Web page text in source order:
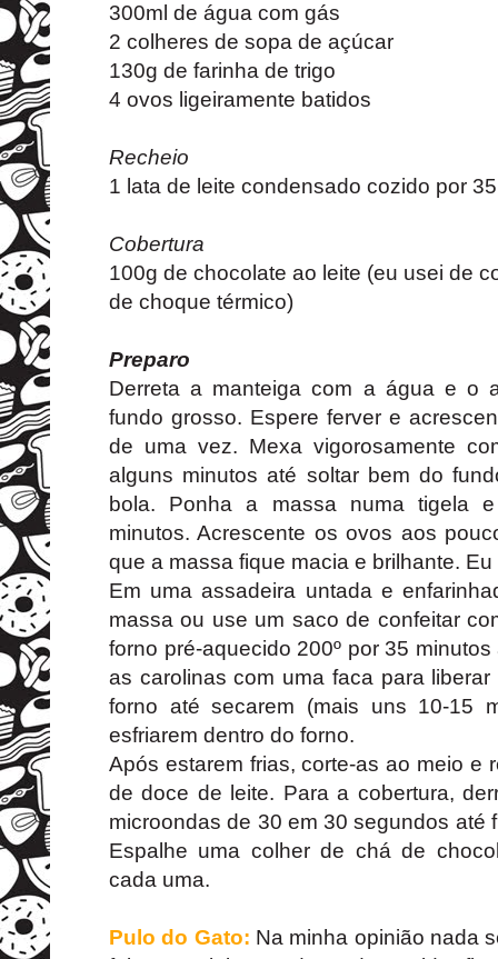
300ml de água com gás
2 colheres de sopa de açúcar
130g de farinha de trigo
4 ovos ligeiramente batidos
Recheio
1 lata de leite condensado cozido por
Cobertura
100g de chocolate ao leite (eu usei de
de choque térmico)
Preparo
Derreta a manteiga com a água e o
fundo grosso. Espere ferver e
de uma vez. Mexa vigorosamente
alguns minutos até soltar bem do
bola. Ponha a massa numa tigela
minutos. Acrescente os ovos aos
que a massa fique macia e brilhante.
Em uma assadeira untada e
massa ou use um saco de confeitar
forno pré-aquecido 200º por 35
as carolinas com uma faca para
forno até secarem (mais uns 10-15
esfriarem dentro do forno.
Após estarem frias, corte-as ao meio e
de doce de leite. Para a cobertura,
microondas de 30 em 30 segundos até
Espalhe uma colher de chá de
cada uma.
Pulo do Gato: Na minha opinião nada